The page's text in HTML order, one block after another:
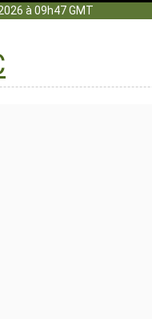
à 09h47 GMT